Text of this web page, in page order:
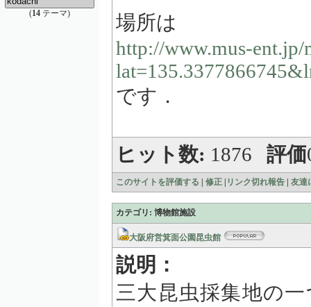
(14 テーマ)
場所は
http://www.mus-ent.jp/
です．
ヒット数: 1876 評価
このサイトを評価する 修正 リンク切れ報告 友達
カテゴリ: 博物館施設
大阪府営箕面公園昆虫館
説明：
三大昆虫採集地の